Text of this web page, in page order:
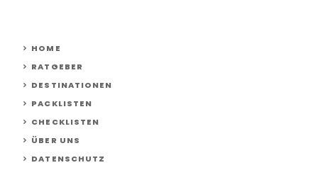
HOME
RATGEBER
DESTINATIONEN
PACKLISTEN
CHECKLISTEN
ÜBER UNS
DATENSCHUTZ